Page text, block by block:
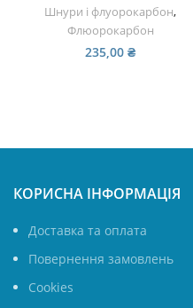
Шнури і флуорокарбон,
Флюорокарбон
235,00 ₴
КОРИСНА ІНФОРМАЦІЯ
Доставка та оплата
Повернення замовлень
Cookies